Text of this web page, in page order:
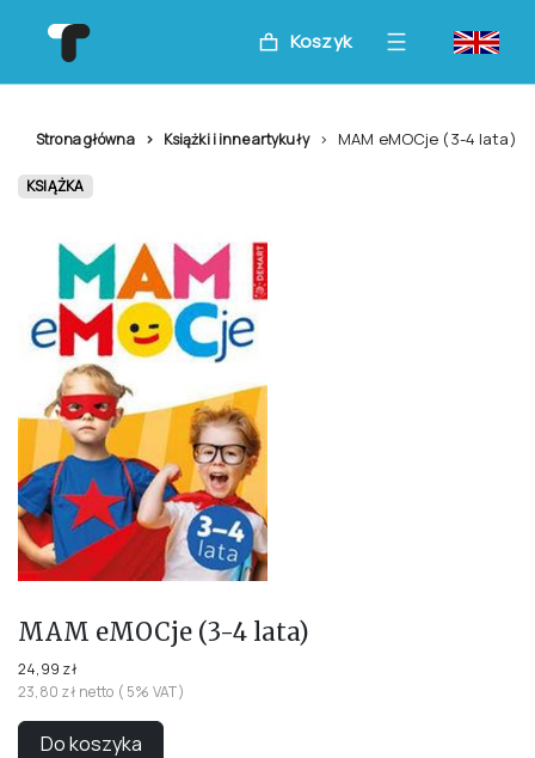
Koszyk
Strona główna Książki i inne artykuły MAM eMOCje (3-4 lata)
KSIĄŻKA
MAM eMOCje (3-4 lata)
24,99 zł
23,80 zł netto ( 5% VAT)
Do koszyka